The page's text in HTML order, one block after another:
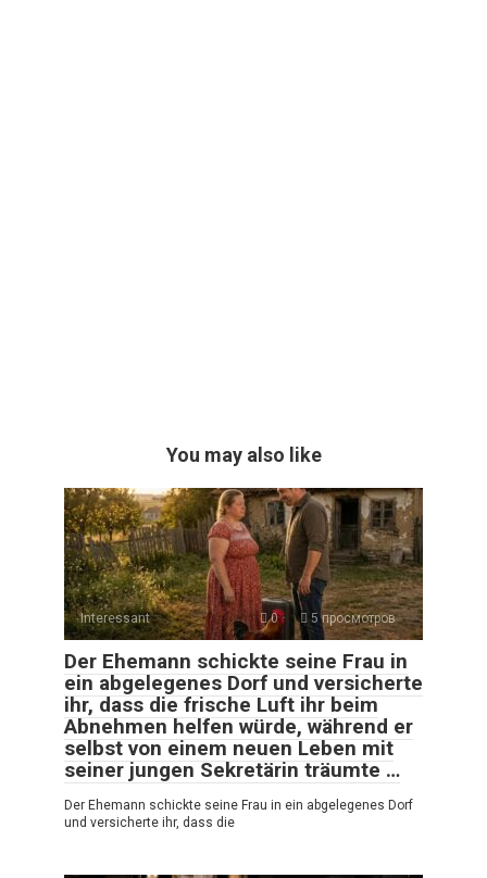
You may also like
Interessant 0 5 просмотров
Der Ehemann schickte seine Frau in
ein abgelegenes Dorf und versicherte
ihr, dass die frische Luft ihr beim
Abnehmen helfen würde, während er
selbst von einem neuen Leben mit
seiner jungen Sekretärin träumte …
Der Ehemann schickte seine Frau in ein abgelegenes Dorf
und versicherte ihr, dass die